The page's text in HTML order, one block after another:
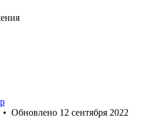
• Обновлено 12 сентября 2022